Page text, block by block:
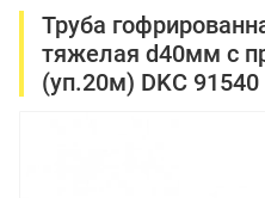
о
т
Труба
тяжелая d40мм с
(уп.20м) DKC 91540